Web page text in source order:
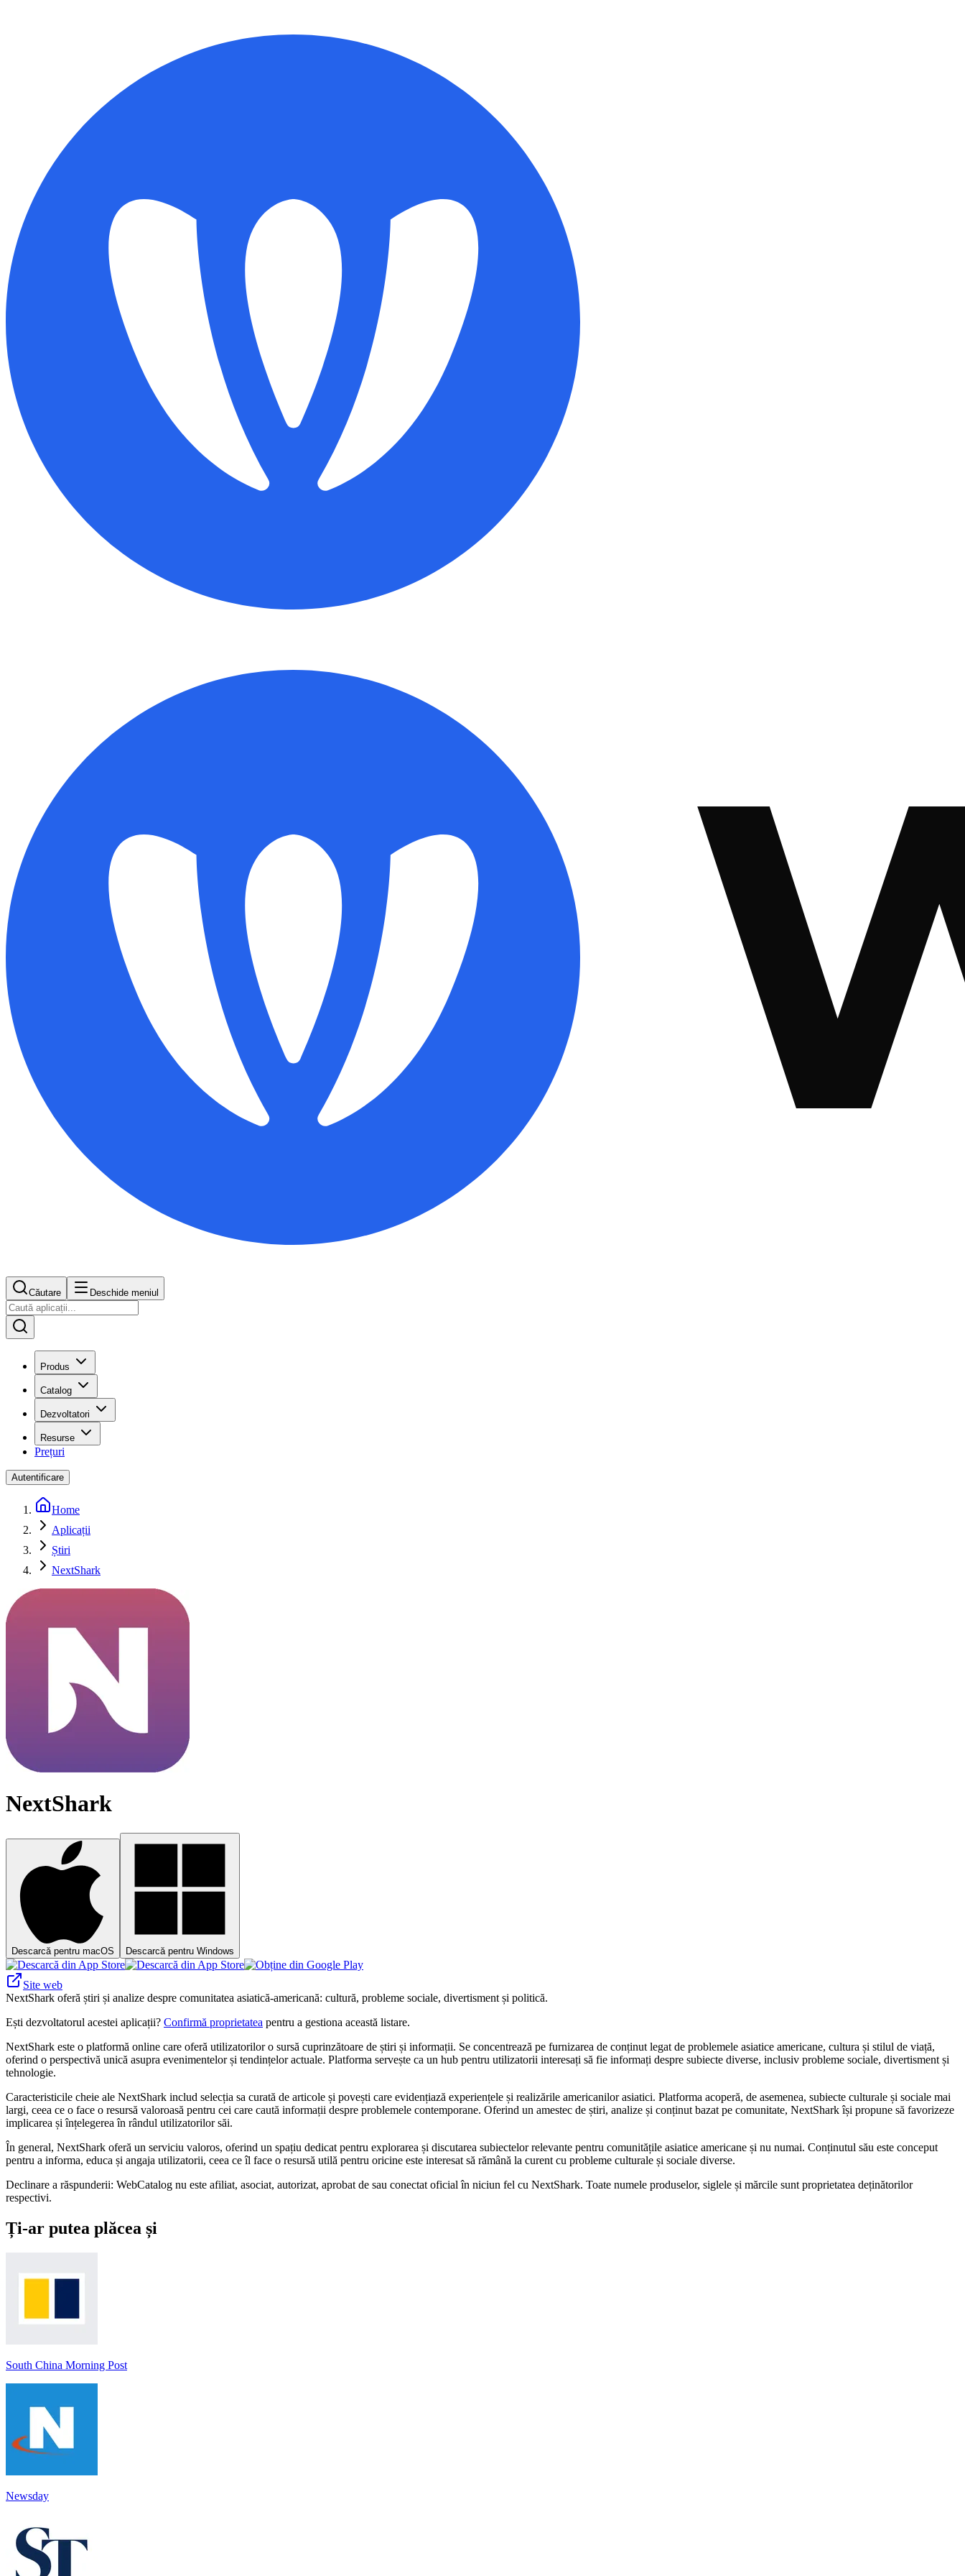
Căutare Deschide meniul
Produs
Catalog
Dezvoltatori
Resurse
Prețuri
Autentificare
Home
Aplicații
Știri
NextShark
NextShark
Descarcă pentru macOS Descarcă pentru Windows
Site web
NextShark oferă știri și analize despre comunitatea asiatică-americană: cultură, probleme sociale, divertisment și politică.
Ești dezvoltatorul acestei aplicații? Confirmă proprietatea pentru a gestiona această listare.
NextShark este o platformă online care oferă utilizatorilor o sursă cuprinzătoare de știri și informații. Se concentrează pe furnizarea de conținut legat de problemele asiatice americane, cultura și stilul de viață,
oferind o perspectivă unică asupra evenimentelor și tendințelor actuale. Platforma servește ca un hub pentru utilizatorii interesați să fie informați despre subiecte diverse, inclusiv probleme sociale, divertisment și
tehnologie.
Caracteristicile cheie ale NextShark includ selecția sa curată de articole și povești care evidențiază experiențele și realizările americanilor asiatici. Platforma acoperă, de asemenea, subiecte culturale și sociale mai
largi, ceea ce o face o resursă valoroasă pentru cei care caută informații despre problemele contemporane. Oferind un amestec de știri, analize și conținut bazat pe comunitate, NextShark își propune să favorizeze
implicarea și înțelegerea în rândul utilizatorilor săi.
În general, NextShark oferă un serviciu valoros, oferind un spațiu dedicat pentru explorarea și discutarea subiectelor relevante pentru comunitățile asiatice americane și nu numai. Conținutul său este conceput
pentru a informa, educa și angaja utilizatorii, ceea ce îl face o resursă utilă pentru oricine este interesat să rămână la curent cu probleme culturale și sociale diverse.
Declinare a răspunderii: WebCatalog nu este afiliat, asociat, autorizat, aprobat de sau conectat oficial în niciun fel cu NextShark. Toate numele produselor, siglele și mărcile sunt proprietatea deținătorilor
respectivi.
Ți-ar putea plăcea și
South China Morning Post
Newsday